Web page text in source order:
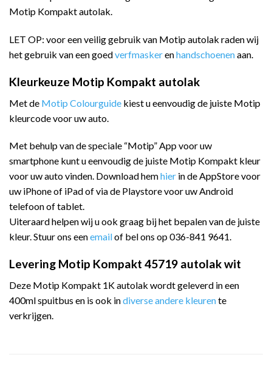
Motip Kompakt autolak.
LET OP: voor een veilig gebruik van Motip autolak raden wij
het gebruik van een goedverfmaskerenhandschoenenaan.
Kleurkeuze Motip Kompakt autolak
Met de Motip Colourguide kiest u eenvoudig de juiste Motip
kleurcode voor uw auto.
Met behulp van de speciale “Motip” App voor uw
smartphone kunt u eenvoudig de juiste Motip Kompakt kleur
voor uw auto vinden. Download hemhier in de AppStore voor
uw iPhone of iPad of via de Playstore voor uw Android
telefoon of tablet.
Uiteraard helpen wij u ook graag bij het bepalen van de juiste
kleur. Stuur ons eenemailof bel ons op 036-841 9641.
Levering Motip Kompakt 45719 autolak wit
Deze Motip Kompakt 1K autolak wordt geleverd in een
400ml spuitbus en is ook indiverse andere kleurente
verkrijgen.